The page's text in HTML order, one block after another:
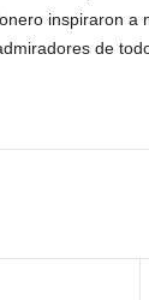
inspiraron a
de